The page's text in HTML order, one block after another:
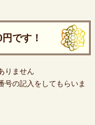
です！
りません
号の記入をしてもらいま